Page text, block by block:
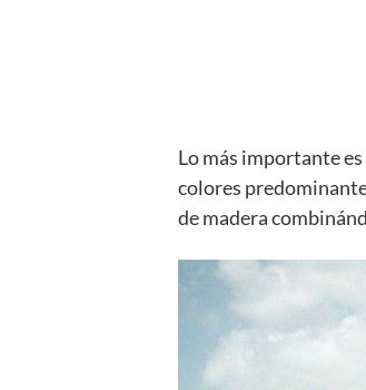
Lo más importante
colores
de madera